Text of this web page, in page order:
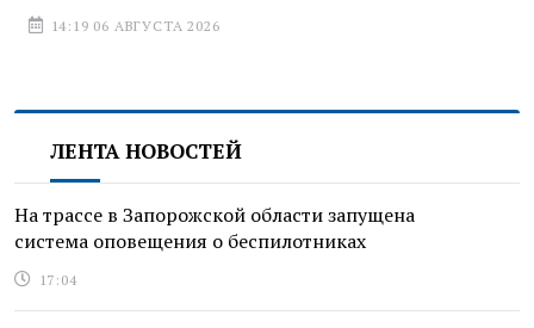
14:19 06 АВГУСТА 2026
ЛЕНТА НОВОСТЕЙ
На трассе в Запорожской области запущена
система оповещения о беспилотниках
17:04